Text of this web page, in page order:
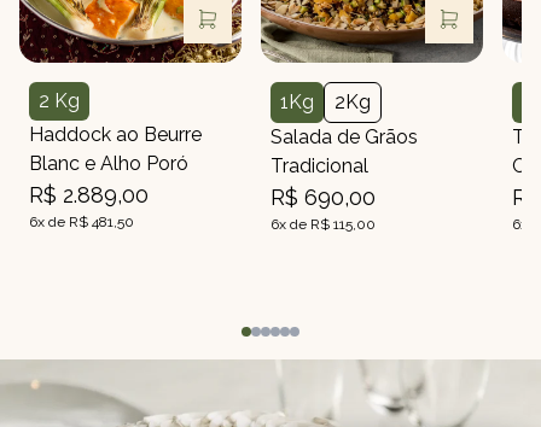
Peso
2 Kg
Haddock ao Beurre
Blanc e Alho Poró
R$ 2.889,00
6x de R$ 481,50
Peso
1Kg
Peso
2Kg
Salada de Grãos
Tradicional
R$ 690,00
6x de R$ 115,00 6x